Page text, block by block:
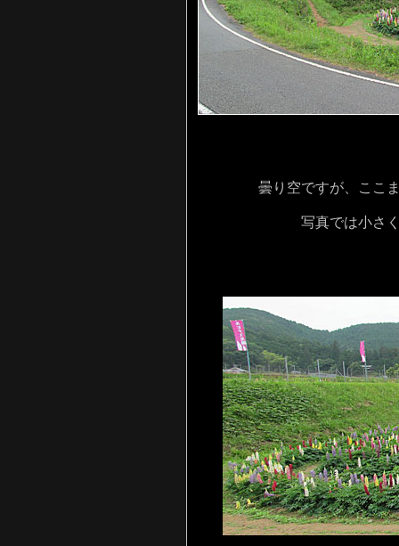
曇り空ですが、ここ
写真では小さ